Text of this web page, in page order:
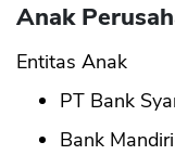
Anak
Entitas Anak
PT Bank
Bank